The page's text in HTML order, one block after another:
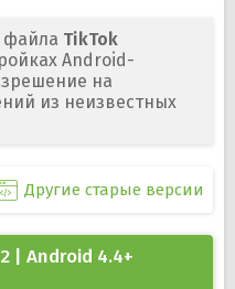
файла TikTok
Android-
на
из неизвестных
Другие старые версии
| Android 4.4+